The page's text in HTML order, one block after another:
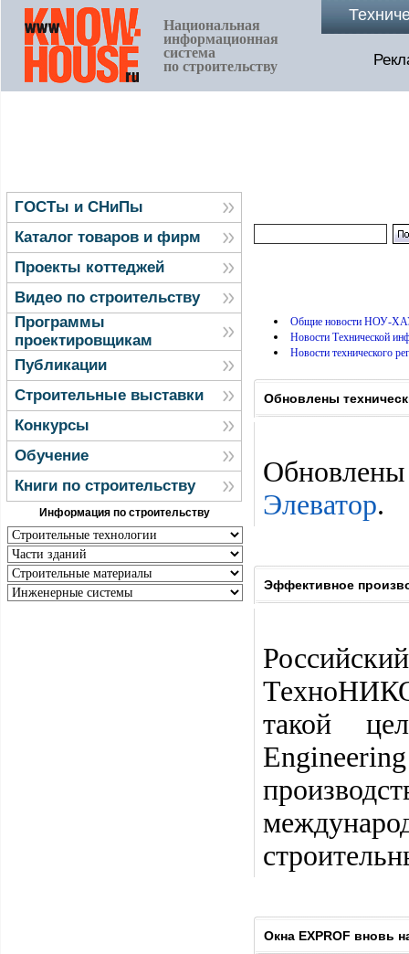
Национальная
информационная
система
по строительству
ГОСТы и СНиПы
Каталог товаров и фирм
Проекты коттеджей
Видео по строительству
Программы
проектировщикам
Публикации
Строительные выставки
Конкурсы
Обучение
Книги по строительству
Информация по строительству
Общие новости НОУ-
Новости Технической
Новости технического
Обновлены
Обновлены
Элеватор.
Эффективное
такой
Окна EXPROF вновь